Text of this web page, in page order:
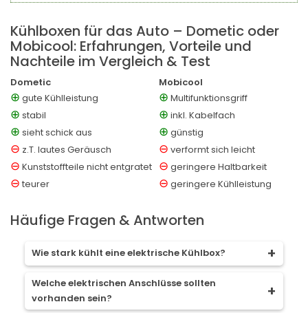
Kühlboxen für das Auto – Dometic oder
Mobicool: Erfahrungen, Vorteile und
Nachteile im Vergleich & Test
Dometic Mobicool
⊕ gute Kühlleistung
⊕ stabil
⊕ sieht schick aus
⊕ Multifunktionsgriff
⊕ inkl. Kabelfach
⊕ günstig
⊖ z.T. lautes Geräusch
⊖ Kunststoffteile nicht entgratet
⊖ teurer
⊖ verformt sich leicht
⊖ geringere Haltbarkeit
⊖ geringere Kühlleistung
Häufige Fragen & Antworten
Wie stark kühlt eine elektrische Kühlbox?
Je nach Typ besitzen Kühlboxen unterschiedliche
Kühlleistungen und Temperaturbereiche. Bei
thermoelektrischen und Absorber-Kühlboxen ist die
Welche elektrischen Anschlüsse sollten
vorhanden sein?